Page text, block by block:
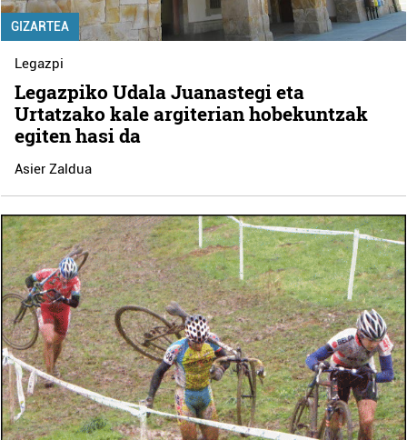
GIZARTEA
Legazpi
Legazpiko Udala Juanastegi eta
Urtatzako kale argiterian hobekuntzak
egiten hasi da
Asier Zaldua